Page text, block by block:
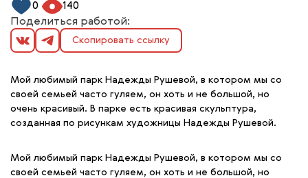
0 140
Поделиться работой:
Скопировать ссылку
Мой любимый парк Надежды Рушевой, в котором мы со
своей семьей часто гуляем, он хоть и не большой, но
очень красивый. В парке есть красивая скульптура,
созданная по рисункам художницы Надежды Рушевой.
Мой любимый парк Надежды Рушевой, в котором мы со
своей семьей часто гуляем, он хоть и не большой, но